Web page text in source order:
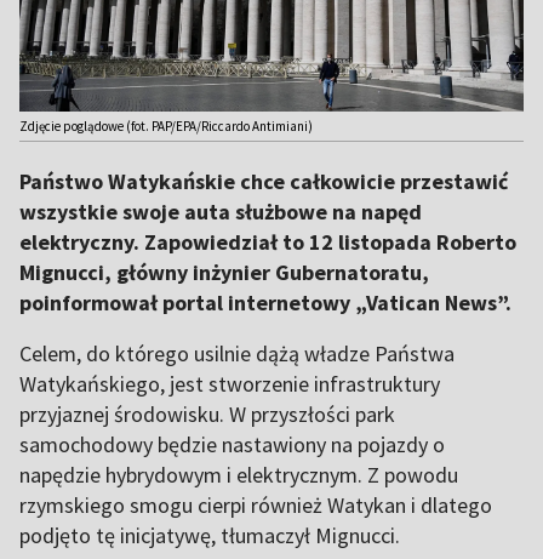
Zdjęcie poglądowe (fot. PAP/EPA/Riccardo Antimiani)
Państwo Watykańskie chce całkowicie przestawić
wszystkie swoje auta służbowe na napęd
elektryczny. Zapowiedział to 12 listopada Roberto
Mignucci, główny inżynier Gubernatoratu,
poinformował portal internetowy „Vatican News”.
Celem, do którego usilnie dążą władze Państwa
Watykańskiego, jest stworzenie infrastruktury
przyjaznej środowisku. W przyszłości park
samochodowy będzie nastawiony na pojazdy o
napędzie hybrydowym i elektrycznym. Z powodu
rzymskiego smogu cierpi również Watykan i dlatego
podjęto tę inicjatywę, tłumaczył Mignucci.